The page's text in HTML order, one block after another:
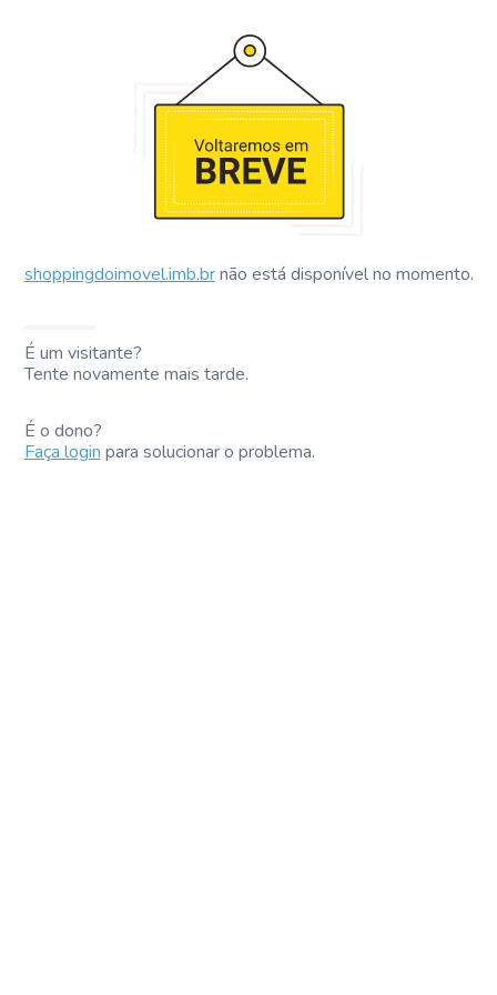
shoppingdoimovel.imb.brnão está disponível no momento.
É um visitante?
Tente novamente mais tarde.
É o dono?
Faça loginpara solucionar o problema.